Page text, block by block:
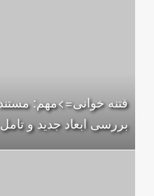
بررسی ابعاد جدید و